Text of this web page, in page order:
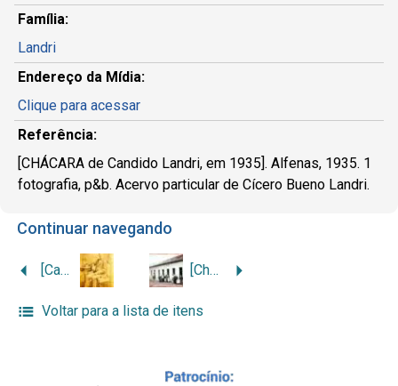
Família:
Landri
Endereço da Mídia:
Clique para acessar
Referência:
[CHÁCARA de Candido Landri, em 1935]. Alfenas, 1935. 1
fotografia, p&b. Acervo particular de Cícero Bueno Landri.
Continuar navegando
[Candido Landri em Corpo di Cava] [Chácara de Candido Landri e família]
Voltar para a lista de itens